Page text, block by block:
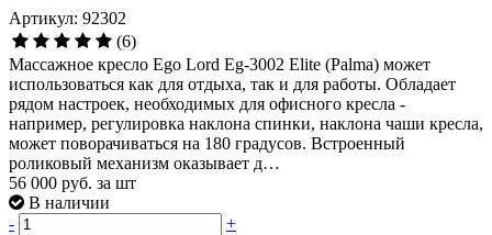
Артикул: 92302
(6)
Массажное кресло Ego Lord Eg-3002 Elite (Palma) может
использоваться как для отдыха, так и для работы. Обладает
рядом настроек, необходимых для офисного кресла -
например, регулировка наклона спинки, наклона чаши кресла,
может поворачиваться на 180 градусов. Встроенный
роликовый механизм оказывает д…
56 000 руб. за шт
В наличии
-
+